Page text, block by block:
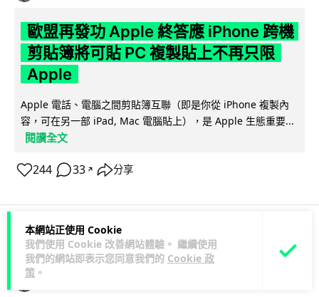
本網站正使用 Cookie
我們使用 Cookie 改善網站體驗。 繼續使用
我們的網站即表示您同意我們的 Cookie 政
策 。
歐盟再發功 Apple 終答應 iPhone 跨機
剪貼簿將可貼 PC 複製貼上不再只限
Apple
Apple 電話、電腦之間剪貼簿互聯（即是你從 iPhone 複製內
容，可在另一部 iPad, Mac 電腦貼上），是 Apple 生態重要...
閱讀全文
244 33 ↗ 分享
3C科技 數碼相機 攝影文化
Vin